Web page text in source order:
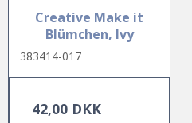
Creative Make it
Blümchen, Ivy
383414-017
42,00 DKK